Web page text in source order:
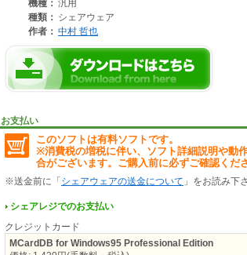
★英単語の暗記やゲーム等にも使えるマスクやランダムソ
シンプルでわかりやすく簡単に高機能をお使いいただけま
『 直感的操作を実現する 』
それがMCardDBです。
機種： 汎用
種類： シェアウェア
作者： 中村 哲也
お支払い
このソフトは有料ソフトです。
※消費税の増税に伴い、ソフト詳細説明や動
合がございます。ご購入前に必ずご確認くださ
※送金前に「 シェアウェアの送金について 」をお読み下
シェアレジでのお支払い
クレジットカード
MCardDB for Windows95 Professional Edition